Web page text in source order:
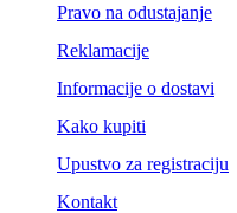
Pravo na odustajanje
Reklamacije
Informacije o dostavi
Kako kupiti
Upustvo za registraciju
Kontakt